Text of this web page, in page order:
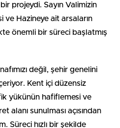
projeydi. Sayın Valimizin
ve Hazineye ait arsaların
önemli bir süreci başlatmış
değil, şehir genelini
Kent içi düzensiz
yükünün hafiflemesi ve
alanı sunulması açısından
Süreci hızlı bir şekilde